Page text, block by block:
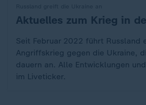
:
Aktuelles zum Krieg in
Seit Februar 2022 führt Russland
Angriffskrieg gegen die Ukraine,
dauern an. Alle Entwicklungen
im Liveticker.